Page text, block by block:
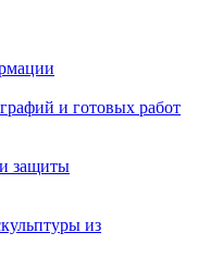
и готовых работ
защиты
из